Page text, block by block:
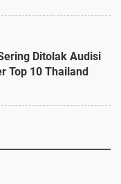
Ditolak Audisi
Top 10 Thailand